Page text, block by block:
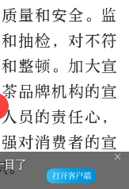
量和安全。监
抽检，对不符
整顿。加大宣
品牌机构的宣
员的责任心，
对消费者的宣
。
征集